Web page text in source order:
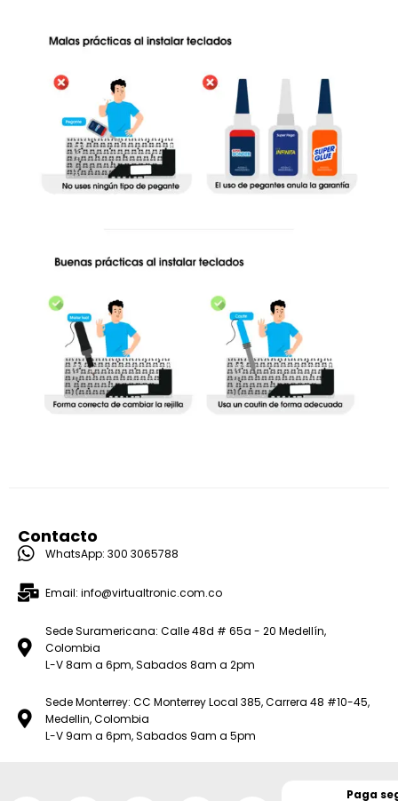
Contacto
WhatsApp: 300 3065788
Email: info@virtualtronic.com.co
Sede Suramericana: Calle 48d # 65a - 20 Medellín,
Colombia
L-V 8am a 6pm, Sabados 8am a 2pm
Sede Monterrey: CC Monterrey Local 385, Carrera 48 #10-45,
Medellin, Colombia
L-V 9am a 6pm, Sabados 9am a 5pm
Paga